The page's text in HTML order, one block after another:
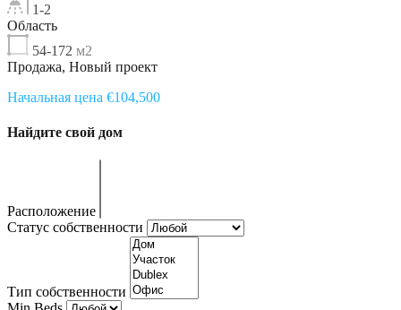
1-2
Область
54-172 м2
Продажа, Новый проект
Начальная цена €104,500
Найдите свой дом
Расположение
Статус собственности
Тип собственности